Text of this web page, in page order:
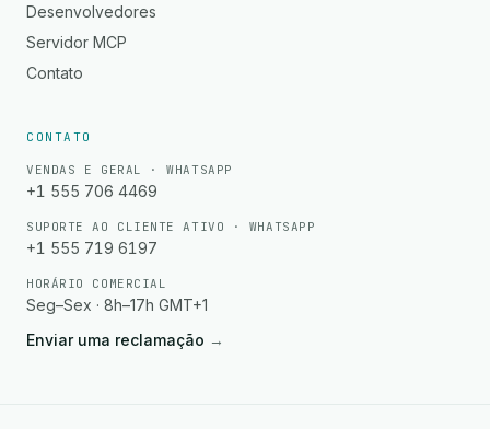
Desenvolvedores
Servidor MCP
Contato
CONTATO
VENDAS E GERAL · WHATSAPP
+1 555 706 4469
SUPORTE AO CLIENTE ATIVO · WHATSAPP
+1 555 719 6197
HORÁRIO COMERCIAL
Seg–Sex · 8h–17h GMT+1
Enviar uma reclamação →